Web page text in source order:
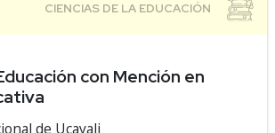
con Mención en
de Ucayali